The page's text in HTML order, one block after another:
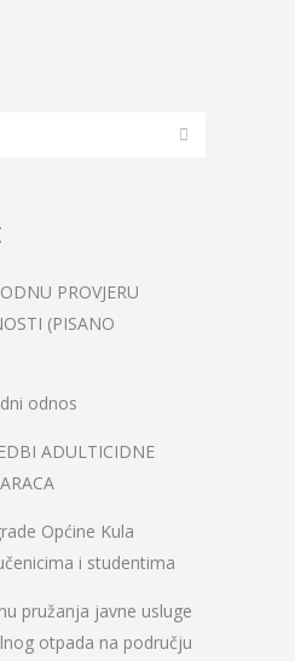
PROVJERU
(PISANO
odnos
ADULTICIDNE
Općine Kula
i studentima
pružanja javne usluge
otpada na području